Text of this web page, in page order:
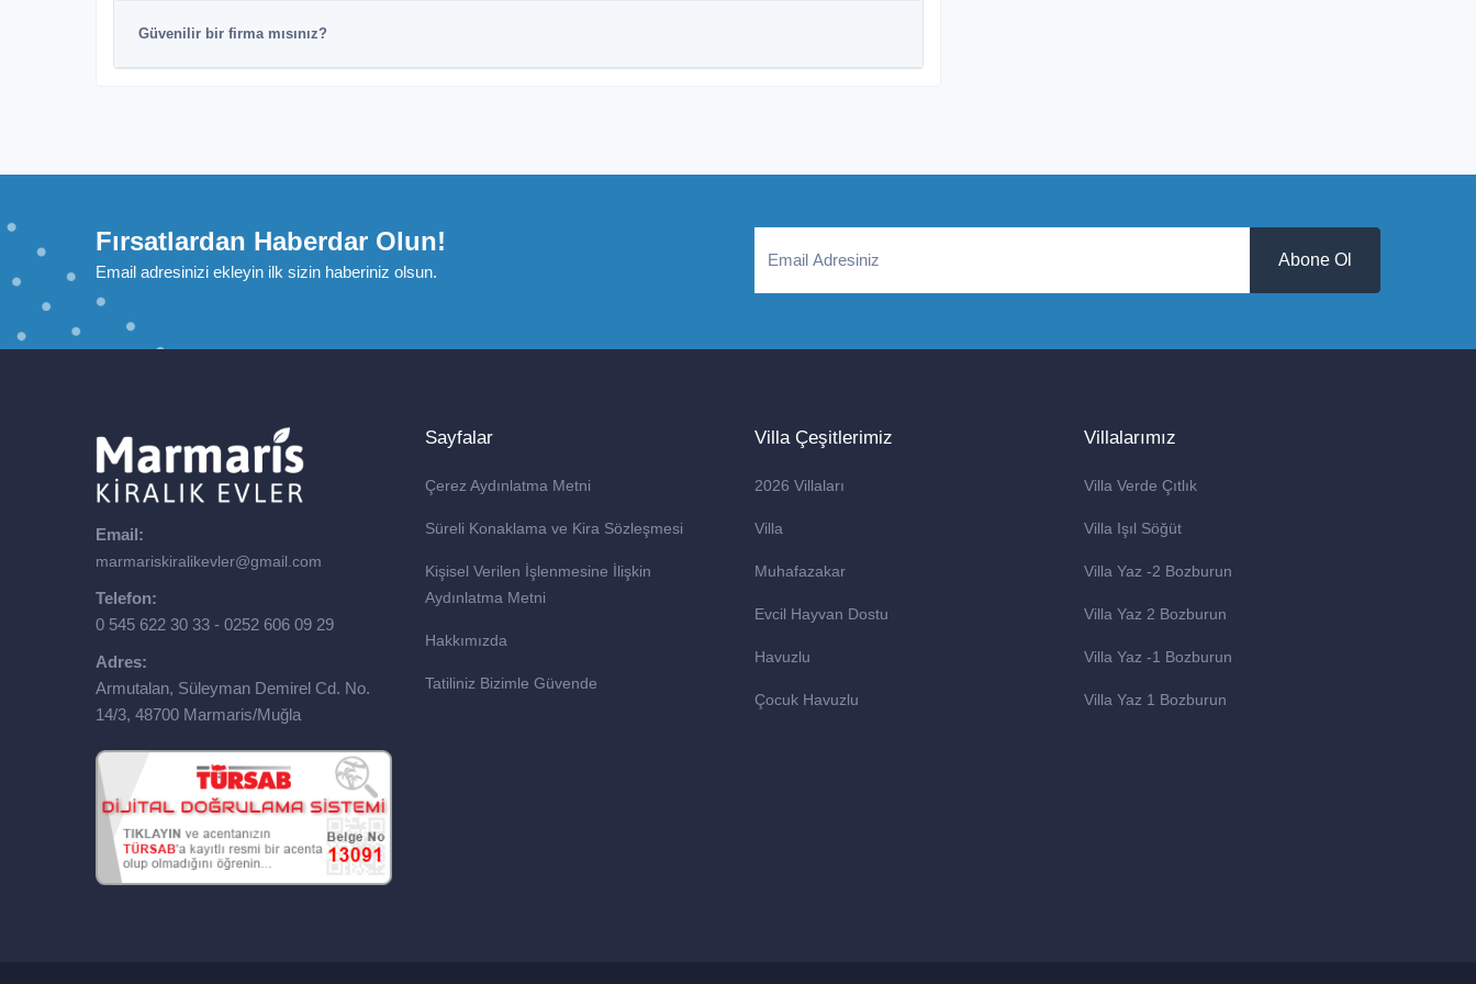
Güvenilir bir firma mısınız?
Fırsatlardan Haberdar Olun!
Email adresinizi ekleyin ilk sizin haberiniz olsun.
Abone Ol
Email:
marmariskiralikevler@gmail.com
Telefon:
0 545 622 30 33 - 0252 606 09 29
Adres:
Armutalan, Süleyman Demirel Cd. No.
14/3, 48700 Marmaris/Muğla
Sayfalar
Çerez Aydınlatma Metni
Süreli Konaklama ve Kira Sözleşmesi
Kişisel Verilen İşlenmesine İlişkin
Aydınlatma Metni
Hakkımızda
Tatiliniz Bizimle Güvende
Villa Çeşitlerimiz
2026 Villaları
Villa
Muhafazakar
Evcil Hayvan Dostu
Havuzlu
Çocuk Havuzlu
Villalarımız
Villa Verde Çıtlık
Villa Işıl Söğüt
Villa Yaz -2 Bozburun
Villa Yaz 2 Bozburun
Villa Yaz -1 Bozburun
Villa Yaz 1 Bozburun